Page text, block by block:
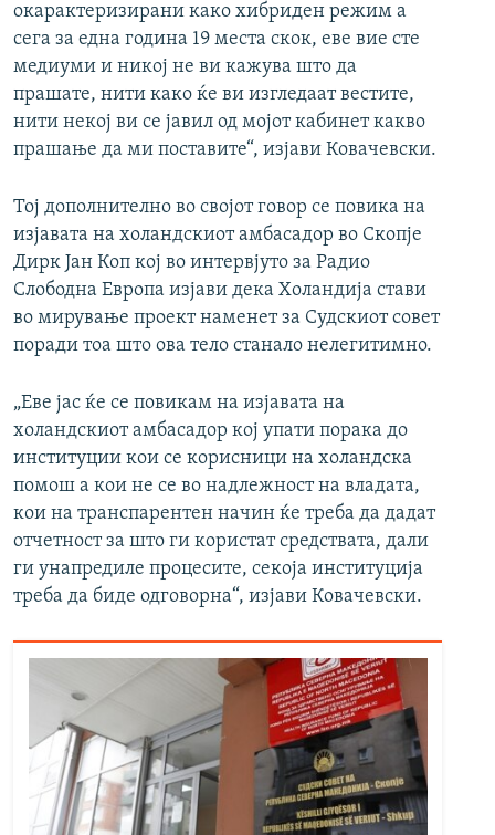
окарактеризирани како хибриден режим а
сега за една година 19 места скок, еве вие сте
медиуми и никој не ви кажува што да
прашате, нити како ќе ви изгледаат вестите,
нити некој ви се јавил од мојот кабинет какво
прашање да ми поставите“, изјави Ковачевски.
Тој дополнително во својот говор се повика на
изјавата на холандскиот амбасадор во Скопје
Дирк Јан Коп кој во интервјуто за Радио
Слободна Европа изјави дека Холандија стави
во мирување проект наменет за Судскиот совет
поради тоа што ова тело станало нелегитимно.
„Еве јас ќе се повикам на изјавата на
холандскиот амбасадор кој упати порака до
институции кои се корисници на холандска
помош а кои не се во надлежност на владата,
кои на транспарентен начин ќе треба да дадат
отчетност за што ги користат средствата, дали
ги унапредиле процесите, секоја институција
треба да биде одговорна“, изјави Ковачевски.